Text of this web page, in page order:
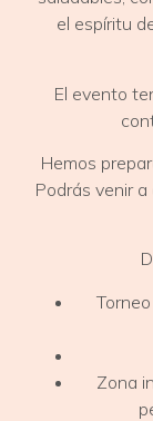
el espíritu
El evento
Hemos
Podrás venir
Zona